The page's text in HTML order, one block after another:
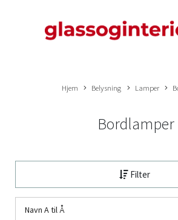
Hjem Belysning Lamper
Bordlamper
Filter
Navn A til Å